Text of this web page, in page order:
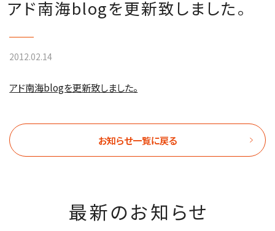
アド南海blogを更新致しました。
2012.02.14
アド南海blogを更新致しました。
お知らせ一覧に戻る
最新のお知らせ